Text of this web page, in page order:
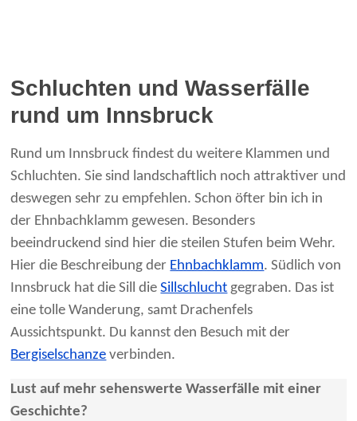
Schluchten und Wasserfälle
rund um Innsbruck
Rund um Innsbruck findest du weitere Klammen und
Schluchten. Sie sind landschaftlich noch attraktiver und
deswegen sehr zu empfehlen. Schon öfter bin ich in
der Ehnbachklamm gewesen. Besonders
beeindruckend sind hier die steilen Stufen beim Wehr.
Hier die Beschreibung der Ehnbachklamm. Südlich von
Innsbruck hat die Sill dieSillschlucht gegraben. Das ist
eine tolle Wanderung, samt Drachenfels
Aussichtspunkt. Du kannst den Besuch mit der
Bergiselschanze verbinden.
Lust auf mehr sehenswerte Wasserfälle mit einer
Geschichte?